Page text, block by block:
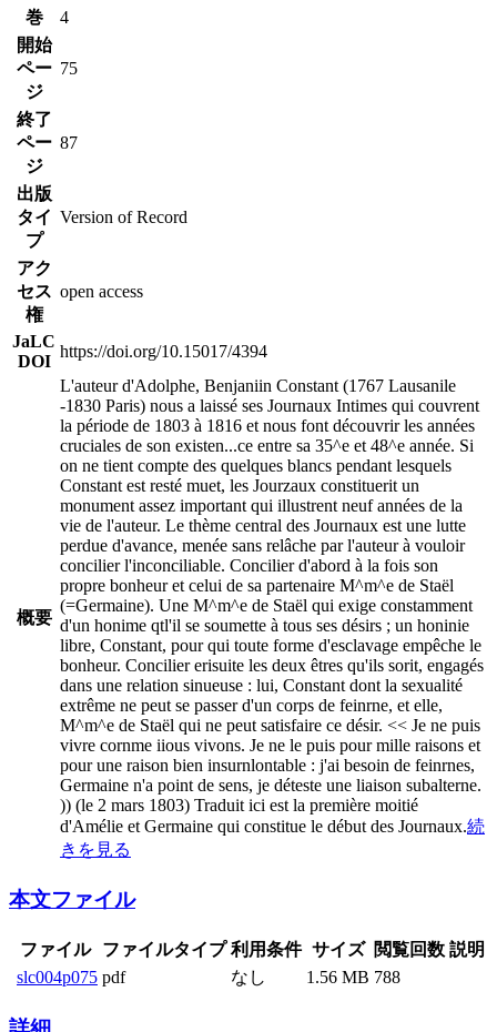
巻
4
開始
ペー
ジ
75
終了
ペー
ジ
87
出版
タイ
プ
Version of Record
アク
セス
権
open access
JaLC
DOI
https://doi.org/10.15017/4394
概要
L'auteur d'Adolphe, Benjaniin Constant (1767 Lausanile
-1830 Paris) nous a laissé ses Journaux Intimes qui couvrent
la période de 1803 à 1816 et nous font découvrir les années
cruciales de son existen...ce entre sa 35^e et 48^e année. Si
on ne tient compte des quelques blancs pendant lesquels
Constant est resté muet, les Jourzaux constituerit un
monument assez important qui illustrent neuf années de la
vie de l'auteur. Le thème central des Journaux est une lutte
perdue d'avance, menée sans relâche par l'auteur à vouloir
concilier l'inconciliable. Concilier d'abord à la fois son
propre bonheur et celui de sa partenaire M^m^e de Staël
(=Germaine). Une M^m^e de Staël qui exige constamment
d'un honime qtl'il se soumette à tous ses désirs ; un honinie
libre, Constant, pour qui toute forme d'esclavage empêche le
bonheur. Concilier erisuite les deux êtres qu'ils sorit, engagés
dans une relation sinueuse : lui, Constant dont la sexualité
extrême ne peut se passer d'un corps de feinrne, et elle,
M^m^e de Staël qui ne peut satisfaire ce désir. << Je ne puis
vivre cornme iious vivons. Je ne le puis pour mille raisons et
pour une raison bien insurnlontable : j'ai besoin de feinrnes,
Germaine n'a point de sens, je déteste une liaison subalterne.
)) (le 2 mars 1803) Traduit ici est la première moitié
d'Amélie et Germaine qui constitue le début des Journaux.続
きを見る
本文ファイル
ファイル ファイルタイプ 利用条件 サイズ 閲覧回数 説明
slc004p075 pdf なし 1.56 MB 788